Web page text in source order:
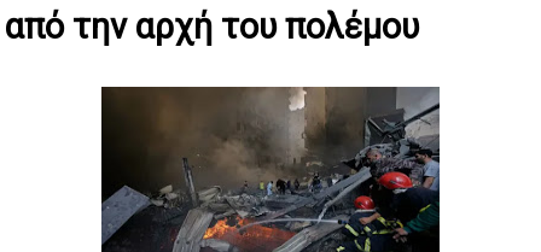
από την αρχή του πολέμου